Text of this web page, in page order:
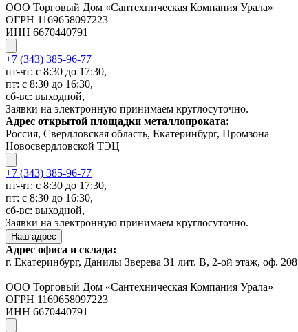
ООО Торговый Дом «Сантехническая Компания Урала»
ОГРН 1169658097223
ИНН 6670440791
+7 (343) 385-96-77
пт-чт: с 8:30 до 17:30,
пт: с 8:30 до 16:30,
сб-вс: выходной,
Заявки на электронную принимаем круглосуточно.
Адрес открытой площадки металлопроката:
Россия, Свердловская область, Екатеринбург, Промзона
Новосвердловской ТЭЦ
+7 (343) 385-96-77
пт-чт: с 8:30 до 17:30,
пт: с 8:30 до 16:30,
сб-вс: выходной,
Заявки на электронную принимаем круглосуточно.
Наш адрес
Адрес офиса и склада:
г. Екатеринбург, Данилы Зверева 31 лит. В, 2-ой этаж, оф. 208
ООО Торговый Дом «Сантехническая Компания Урала»
ОГРН 1169658097223
ИНН 6670440791